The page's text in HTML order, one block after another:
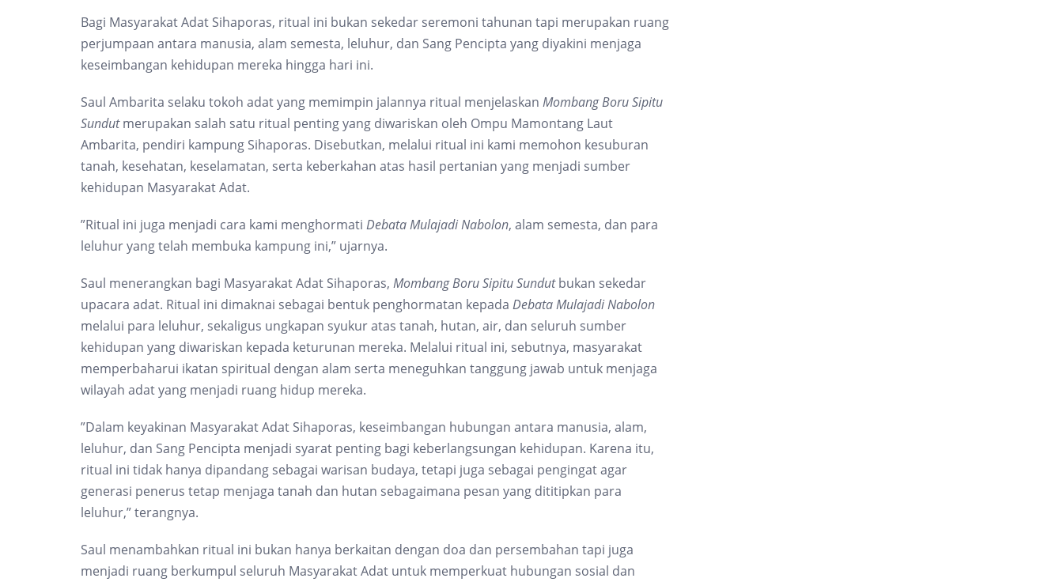
Bagi Masyarakat Adat Sihaporas, ritual ini bukan sekedar seremoni tahunan tapi merupakan ruang
perjumpaan antara manusia, alam semesta, leluhur, dan Sang Pencipta yang diyakini menjaga
keseimbangan kehidupan mereka hingga hari ini.
Saul Ambarita selaku tokoh adat yang memimpin jalannya ritual menjelaskan Mombang Boru Sipitu
Sundutmerupakan salah satu ritual penting yang diwariskan oleh Ompu Mamontang Laut
Ambarita, pendiri kampung Sihaporas. Disebutkan, melalui ritual ini kami memohon kesuburan
tanah, kesehatan, keselamatan, serta keberkahan atas hasil pertanian yang menjadi sumber
kehidupan Masyarakat Adat.
”Ritual ini juga menjadi cara kami menghormati Debata Mulajadi Nabolon, alam semesta, dan para
leluhur yang telah membuka kampung ini,” ujarnya.
Saul menerangkan bagi Masyarakat Adat Sihaporas, Mombang Boru Sipitu Sundutbukan sekedar
upacara adat. Ritual ini dimaknai sebagai bentuk penghormatan kepada Debata Mulajadi Nabolon
melalui para leluhur, sekaligus ungkapan syukur atas tanah, hutan, air, dan seluruh sumber
kehidupan yang diwariskan kepada keturunan mereka. Melalui ritual ini, sebutnya, masyarakat
memperbaharui ikatan spiritual dengan alam serta meneguhkan tanggung jawab untuk menjaga
wilayah adat yang menjadi ruang hidup mereka.
”Dalam keyakinan Masyarakat Adat Sihaporas, keseimbangan hubungan antara manusia, alam,
leluhur, dan Sang Pencipta menjadi syarat penting bagi keberlangsungan kehidupan. Karena itu,
ritual ini tidak hanya dipandang sebagai warisan budaya, tetapi juga sebagai pengingat agar
generasi penerus tetap menjaga tanah dan hutan sebagaimana pesan yang dititipkan para
leluhur,” terangnya.
Saul menambahkan ritual ini bukan hanya berkaitan dengan doa dan persembahan tapi juga
menjadi ruang berkumpul seluruh Masyarakat Adat untuk memperkuat hubungan sosial dan